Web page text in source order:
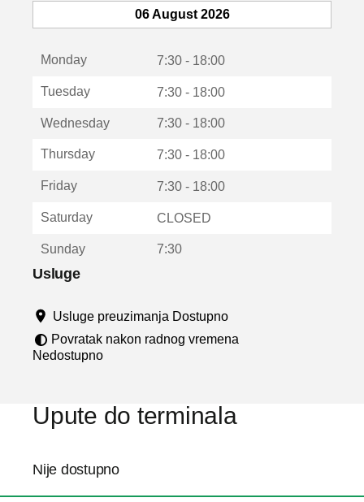
o
u
u
06 August 2026
Monday 7:30 - 18:00
Tuesday 7:30 - 18:00
Wednesday 7:30 - 18:00
Thursday 7:30 - 18:00
Friday 7:30 - 18:00
Saturday CLOSED
Sunday 7:30
Usluge
Usluge preuzimanja Dostupno
Povratak nakon radnog vremena
Nedostupno
Upute do terminala
Nije dostupno